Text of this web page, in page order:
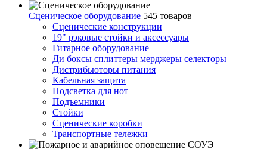
Сценическое оборудование 545 товаров
Сценические конструкции
19" рэковые стойки и аксесcуары
Гитарное оборудование
Ди боксы сплиттеры мерджеры селекторы
Дистрибьюторы питания
Кабельная защита
Подсветка для нот
Подъемники
Стойки
Сценические коробки
Транспортные тележки